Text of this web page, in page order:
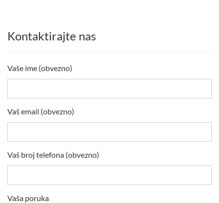
Kontaktirajte nas
Vaše ime (obvezno)
Vaš email (obvezno)
Vaš broj telefona (obvezno)
Vaša poruka